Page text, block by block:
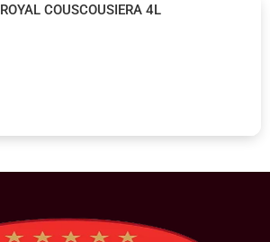
ROYAL COUSCOUSIERA 4L